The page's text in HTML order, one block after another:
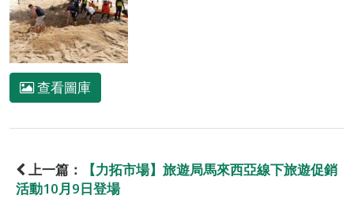
查看圖庫
上一篇：
【力拓市場】旅遊局馬來西亞線下旅遊促銷
活動10月9日登場